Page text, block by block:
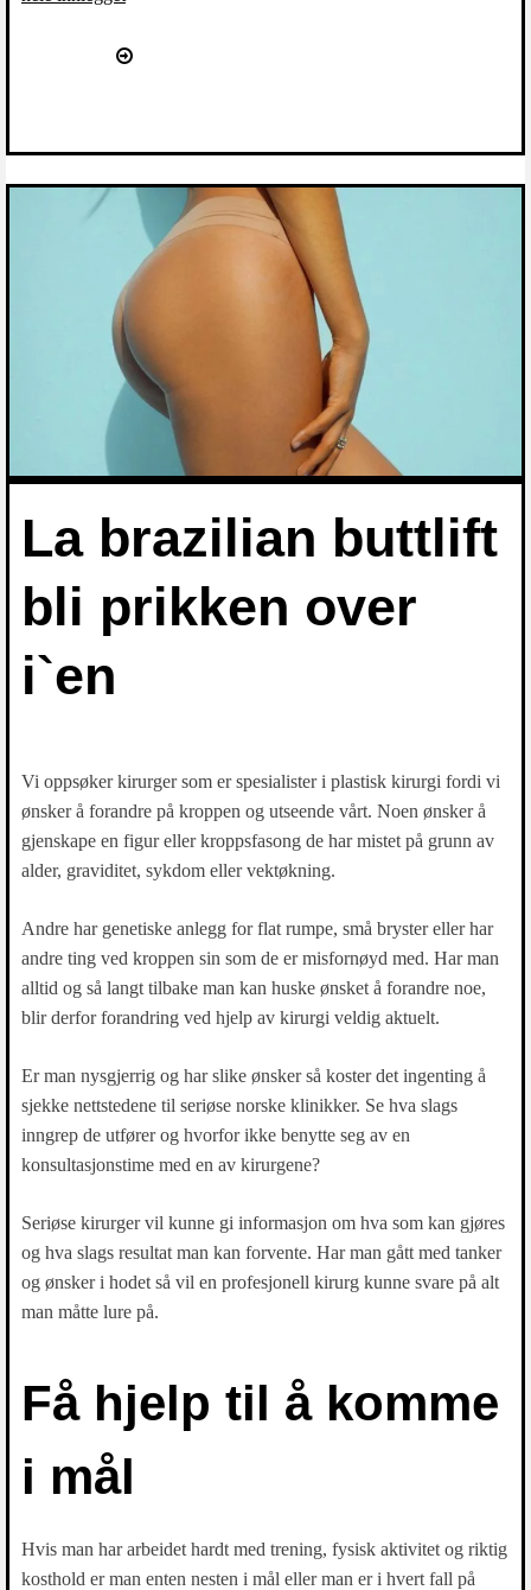
La brazilian buttlift
bli prikken over
i`en
Vi oppsøker kirurger som er spesialister i plastisk kirurgi fordi vi
ønsker å forandre på kroppen og utseende vårt. Noen ønsker å
gjenskape en figur eller kroppsfasong de har mistet på grunn av
alder, graviditet, sykdom eller vektøkning.
Andre har genetiske anlegg for flat rumpe, små bryster eller har
andre ting ved kroppen sin som de er misfornøyd med. Har man
alltid og så langt tilbake man kan huske ønsket å forandre noe,
blir derfor forandring ved hjelp av kirurgi veldig aktuelt.
Er man nysgjerrig og har slike ønsker så koster det ingenting å
sjekke nettstedene til seriøse norske klinikker. Se hva slags
inngrep de utfører og hvorfor ikke benytte seg av en
konsultasjonstime med en av kirurgene?
Seriøse kirurger vil kunne gi informasjon om hva som kan gjøres
og hva slags resultat man kan forvente. Har man gått med tanker
og ønsker i hodet så vil en profesjonell kirurg kunne svare på alt
man måtte lure på.
Få hjelp til å komme
i mål
Hvis man har arbeidet hardt med trening, fysisk aktivitet og riktig
kosthold er man enten nesten i mål eller man er i hvert fall på